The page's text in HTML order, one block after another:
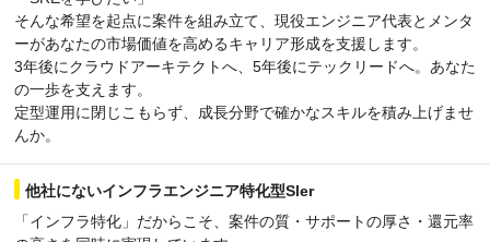
そんな希望を起点に案件を組み立て、現役エンジニア代表とメンタ
ーがあなたの市場価値を高めるキャリア形成を支援します。
3年後にクラウドアーキテクトへ、5年後にテックリードへ。あなた
の一歩を支えます。
定型運用に閉じこもらず、成長分野で確かなスキルを積み上げませ
んか。
他社にないインフラエンジニア特化型Sler
「インフラ特化」だからこそ、案件の質・サポートの厚さ・還元率